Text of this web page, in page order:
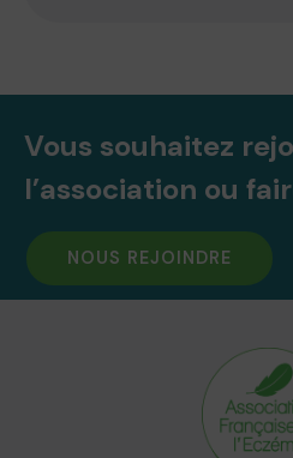
Vous souhaitez
l’association ou
NOUS REJOINDRE